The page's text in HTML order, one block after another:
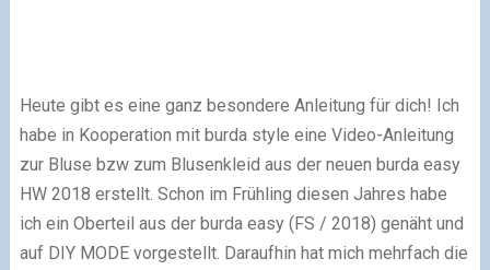
Heute gibt es eine ganz besondere Anleitung für dich! Ich
habe in Kooperation mit burda style eine Video-Anleitung
zur Bluse bzw zum Blusenkleid aus der neuen burda easy
HW 2018 erstellt. Schon im Frühling diesen Jahres habe
ich ein Oberteil aus der burda easy (FS / 2018) genäht und
auf DIY MODE vorgestellt. Daraufhin hat mich mehrfach die